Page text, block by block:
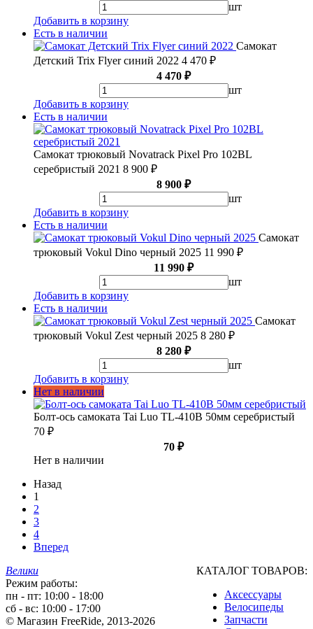
шт
Добавить в корзину
Есть в наличии
Самокат
Детский Trix Flyer синий 2022 4 470 ₽
4 470 ₽
шт
Добавить в корзину
Есть в наличии
Самокат трюковый Novatrack Pixel Pro 102BL
серебристый 2021 8 900 ₽
8 900 ₽
шт
Добавить в корзину
Есть в наличии
Самокат
трюковый Vokul Dino черный 2025 11 990 ₽
11 990 ₽
шт
Добавить в корзину
Есть в наличии
Самокат
трюковый Vokul Zest черный 2025 8 280 ₽
8 280 ₽
шт
Добавить в корзину
Нет в наличии
Болт-ось самоката Tai Luo TL-410B 50мм серебристый
70 ₽
70 ₽
Нет в наличии
Назад
1
2
3
4
Вперед
Велики
Режим работы:
пн - пт: 10:00 - 18:00
сб - вс: 10:00 - 17:00
© Магазин FreeRide, 2013-2026
КАТАЛОГ ТОВАРОВ:
Аксессуары
Велосипеды
Запчасти